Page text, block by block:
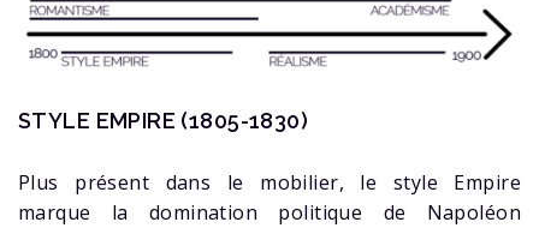
STYLE EMPIRE (1805-1830)
Plus présent dans le mobilier, le style Empire
marque la domination politique de Napoléon